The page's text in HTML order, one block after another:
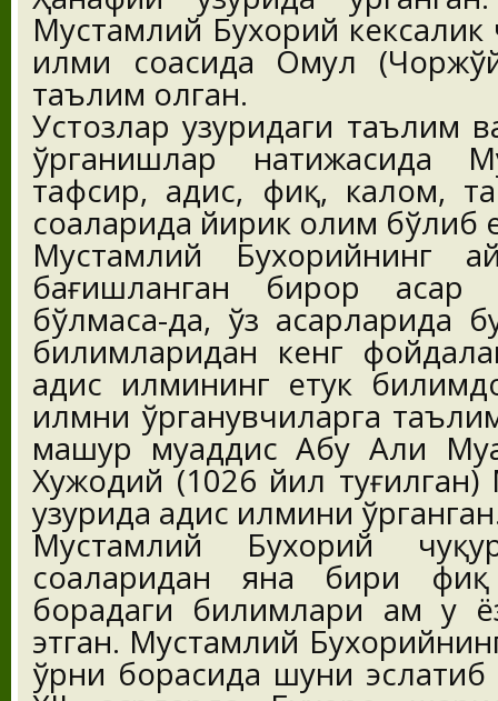
Мустамлий Бухорий кексалик
илми соҳасида Омул
таълим олган.
Устозлар ҳузуридаги таълим
ўрганишлар натижасида
тафсир, ҳадис, фиқҳ, калом,
соҳаларида йирик олим бўлиб
Мустамлий Бухорийнинг
бағишланган бирор асар
бўлмаса-да, ўз асарларида
билимларидан кенг
ҳадис илмининг етук
илмни ўрганувчиларга
машҳур муҳаддис Абу Али
Хужодий (1026 йил
ҳузурида ҳадис илмини
Мустамлий Бухорий
соҳаларидан яна бири
борадаги билимлари ҳам у
этган. Мустамлий
ўрни борасида шуни